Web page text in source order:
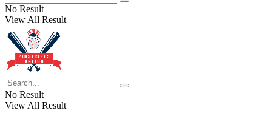
No Result
View All Result
No Result
View All Result